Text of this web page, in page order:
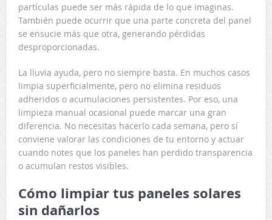
partículas puede ser más rápida de lo que imaginas.
También puede ocurrir que una parte concreta del panel
se ensucie más que otra, generando pérdidas
desproporcionadas.
La lluvia ayuda, pero no siempre basta. En muchos casos
limpia superficialmente, pero no elimina residuos
adheridos o acumulaciones persistentes. Por eso, una
limpieza manual ocasional puede marcar una gran
diferencia. No necesitas hacerlo cada semana, pero sí
conviene valorar las condiciones de tu entorno y actuar
cuando notes que los paneles han perdido transparencia
o acumulan restos visibles.
Cómo limpiar tus paneles solares
sin dañarlos